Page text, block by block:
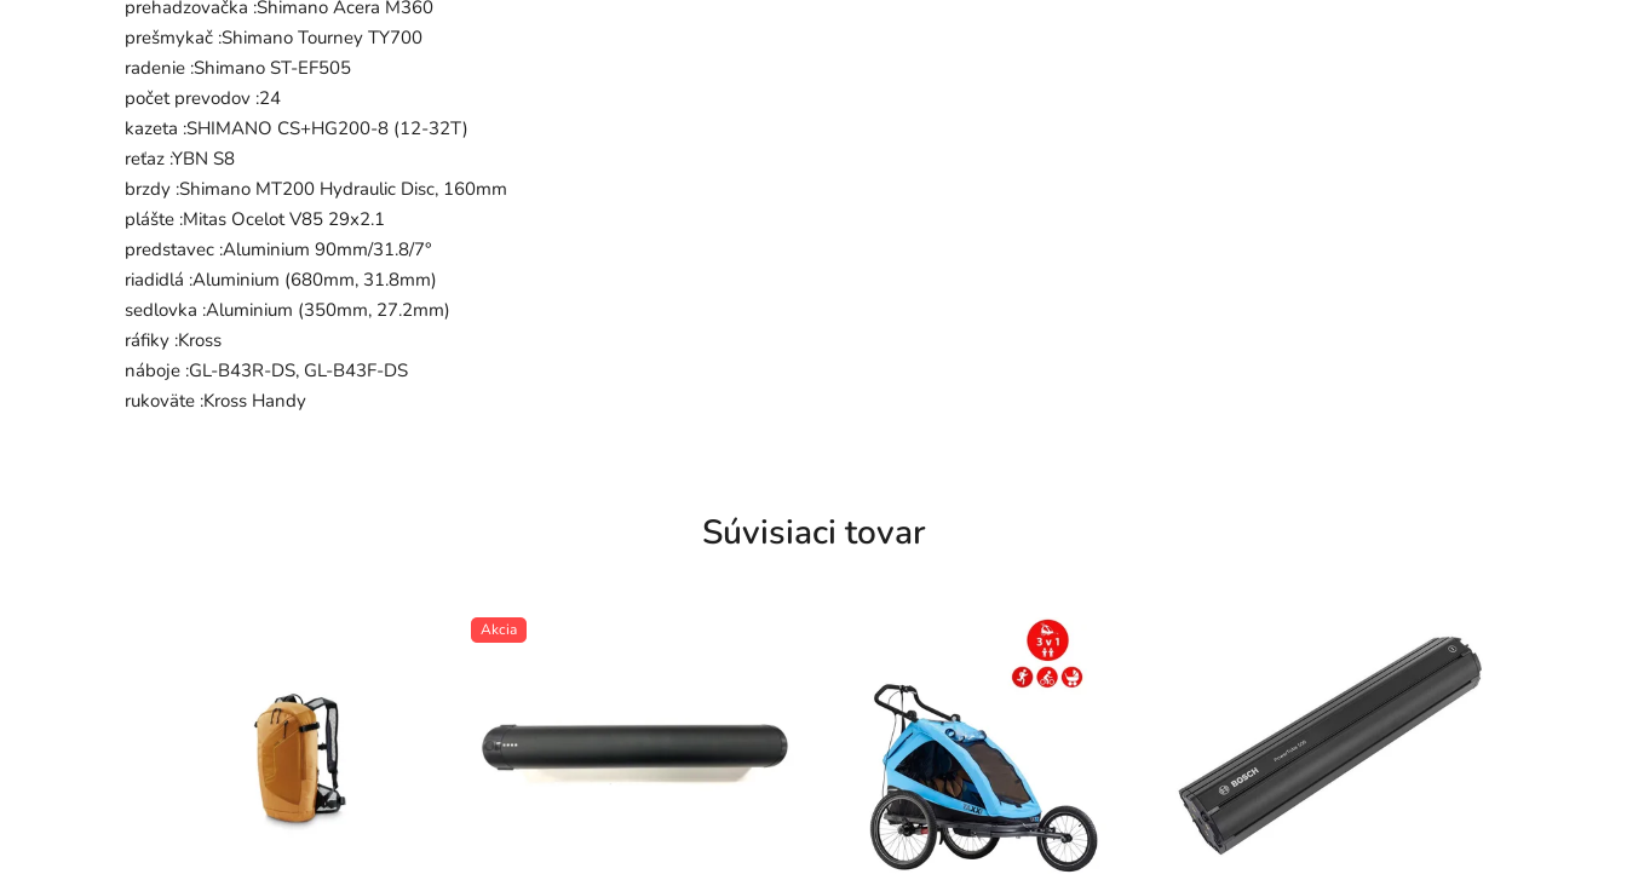
prehadzovačka :Shimano Acera M360
prešmykač :Shimano Tourney TY700
radenie :Shimano ST-EF505
počet prevodov :24
kazeta :SHIMANO CS+HG200-8 (12-32T)
reťaz :YBN S8
brzdy :Shimano MT200 Hydraulic Disc, 160mm
plášte :Mitas Ocelot V85 29x2.1
predstavec :Aluminium 90mm/31.8/7°
riadidlá :Aluminium (680mm, 31.8mm)
sedlovka :Aluminium (350mm, 27.2mm)
ráfiky :Kross
náboje :GL-B43R-DS, GL-B43F-DS
rukoväte :Kross Handy
Súvisiaci tovar
Akcia